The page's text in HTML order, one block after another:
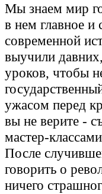
Мы знаем мир
в нем главное и
современной
выучили
уроков, чтобы
ужасом перед
вы не верите -
мастер-
После
говорить о
ничего